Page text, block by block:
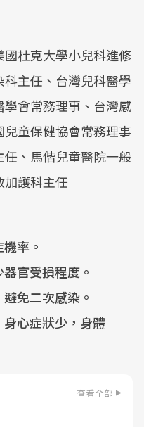
杜克大學小兒科進修
主任、台灣兒科醫學
會常務理事、台灣感
童保健協會常務理事
、馬偕兒童醫院一般
加護科主任
率。
官受損程度。
免二次感染。
心症狀少，身體
查看全部